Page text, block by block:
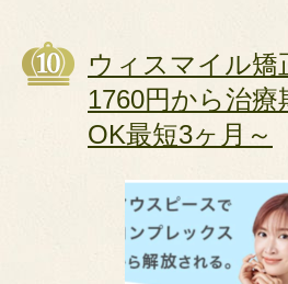
ウィスマイル矯
1760円から治療
OK最短3ヶ月～